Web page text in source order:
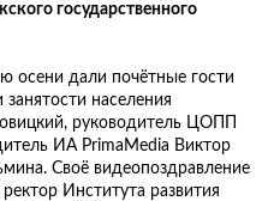
государственного
осени дали почётные гости
населения
руководитель ЦОПП
ИА PrimaMedia Виктор
Своё видеопоздравление
Института развития